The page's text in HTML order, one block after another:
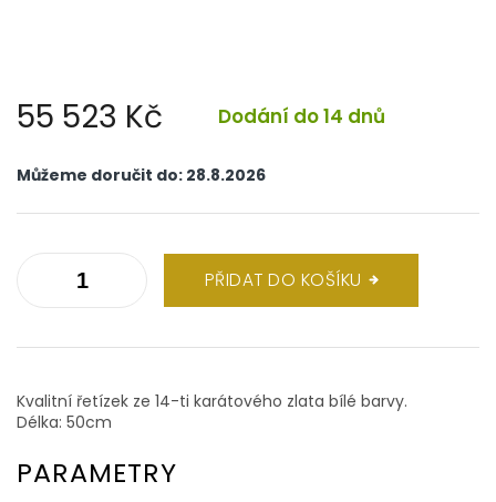
55 523 Kč Dodání do 14 dnů
cena:
Můžeme doručit do: 28.8.2026
PŘIDAT DO KOŠÍKU
Kvalitní řetízek ze 14-ti karátového zlata bílé barvy.
Délka: 50cm
PARAMETRY